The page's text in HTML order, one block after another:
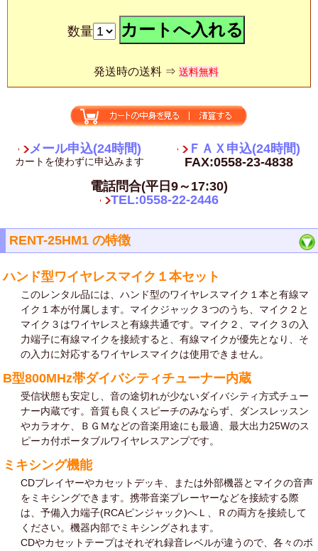
数量
発送時の送料 ⇒ 送料無料
メール申込(24時間)
カートを使わずに申込みます
ＦＡＸ申込(24時間)
FAX:0558-23-4838
電話問合(平日9～17:30)
TEL:0558-22-2446
RENT-25HM1 の特徴
ハンド型ワイヤレスマイク１本セット
このレンタル品には、ハンド型のワイヤレスマイク１本と有線マ
イク１本が付属します。マイクジャック３つのうち、マイク２と
マイク３はワイヤレスと有線共通です。マイク２、マイク３の入
力端子に有線マイクを接続すると、有線マイクが優先となり、そ
の入力に対応するワイヤレスマイクは使用できません。
B型800MHz帯ダイバシティチューナー内蔵
受信状態も安定し、音の途切れが少ないダイバシティ方式チュー
ナー内蔵です。音質も良くスピーチのみならず、ダンスレッスン
やカラオケ、ＢＧＭなどの音楽用途にも最適、最大出力25Wのス
ピーカ付ポータブルワイヤレスアンプです。
ミキシング機能
CDプレイヤーやカセットデッキ、または外部機器とマイクの音声
をミキシングできます。携帯音楽プレーヤーなどを接続する際
は、予備入力端子(RCAピンジャック)へＬ、Ｒの両方を接続して
ください。機器内部でミキシングされます。
CDやカセットテープはそれぞれ録音レベルが違うので、各々のボ